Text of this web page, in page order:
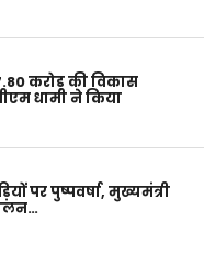
करोड़ की विकास
धामी ने किया
पर पुष्पवर्षा, मुख्यमंत्री